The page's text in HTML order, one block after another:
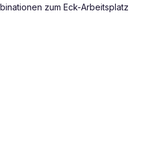
zum Eck-Arbeitsplatz